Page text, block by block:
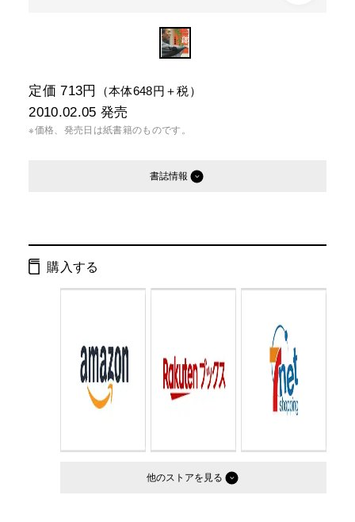
定価 713円 （本体648円＋税）
2010.02.05 発売
※価格、発売日は紙書籍のものです。
書誌情報
ISBN： 9784344414310
判型：
購入する
他のストア